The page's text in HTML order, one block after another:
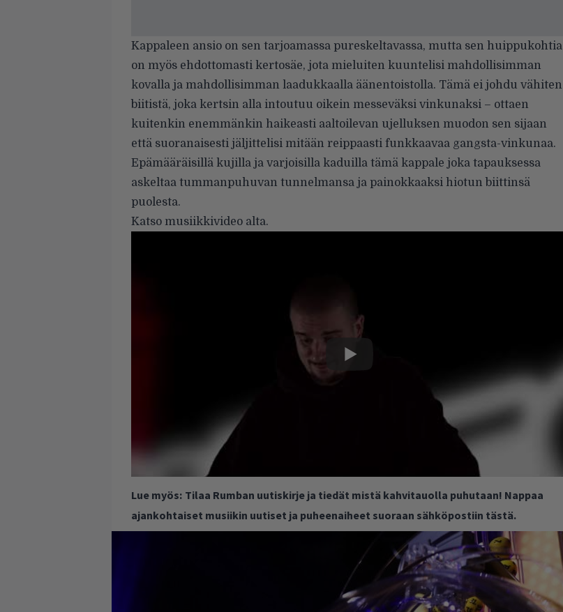
Kappaleen ansio on sen tarjoamassa pureskeltavassa, mutta sen huippukohtia
on myös ehdottomasti kertosäe, jota mieluiten kuuntelisi mahdollisimman
kovalla ja mahdollisimman laadukkaalla äänentoistolla. Tämä ei johdu vähiten
biitistä, joka kertsin alla intoutuu oikein messeväksi vinkunaksi – ottaen
kuitenkin enemmänkin haikeasti aaltoilevan ujelluksen muodon sen sijaan
että suoranaisesti jäljittelisi mitään reippaasti funkkaavaa gangsta-vinkunaa.
Epämääräisillä kujilla ja varjoisilla kaduilla tämä kappale joka tapauksessa
askeltaa tummanpuhuvan tunnelmansa ja painokkaaksi hiotun biittinsä
puolesta.
Katso musiikkivideo alta.
Lue myös: Tilaa Rumban uutiskirje ja tiedät mistä kahvitauolla puhutaan! Nappaa
ajankohtaiset musiikin uutiset ja puheenaiheet suoraan sähköpostiin tästä.